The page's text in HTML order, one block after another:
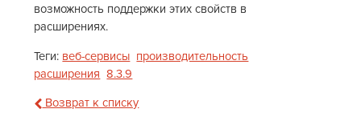
возможность поддержки этих свойств в
расширениях.
Теги: веб-сервисы производительность
расширения 8.3.9
Возврат к списку